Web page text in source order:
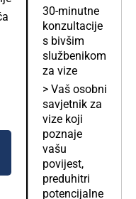
30-minutne
konzultacije
s bivšim
službenikom
za vize
> Vaš osobni
savjetnik za
vize koji
poznaje
vašu
povijest,
preduhitri
potencijalne